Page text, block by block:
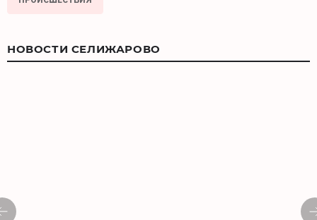
НОВОСТИ СЕЛИЖАРОВО